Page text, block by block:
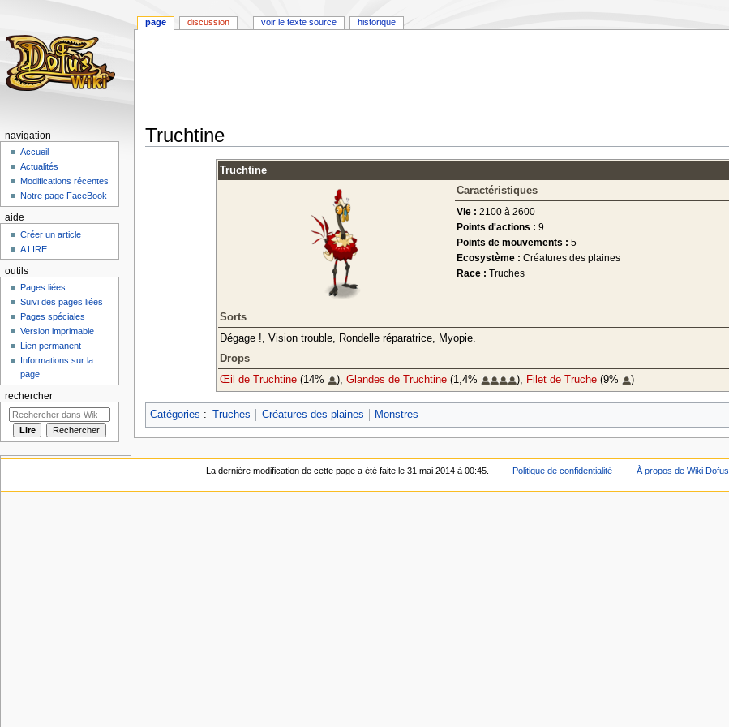
Truchtine
Truchtine
Caractéristiques
Vie : 2100 à 2600
Points d'actions : 9
Points de mouvements : 5
Ecosystème : Créatures des plaines
Race : Truches
Sorts
Dégage !, Vision trouble, Rondelle réparatrice, Myopie.
Drops
Œil de Truchtine(14% ), Glandes de Truchtine(1,4% ), Filet de Truche(9% )
Catégories : Truches Créatures des plaines Monstres
page discussion voir le texte source historique
navigation
Accueil
Actualités
Modifications récentes
Notre page FaceBook
aide
Créer un article
A LIRE
outils
Pages liées
Suivi des pages liées
Pages spéciales
Version imprimable
Lien permanent
Informations sur la
page
rechercher
La dernière modification de cette page a été faite le 31 mai 2014 à 00:45. Politique de confidentialité À propos de Wiki Dofus